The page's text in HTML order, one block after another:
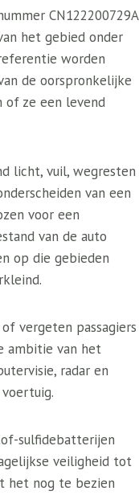
CN122200729A
het gebied onder
worden
de oorspronkelijke
of ze een levend
licht, vuil, wegresten
van een
voor een
van de auto
op die gebieden
vergeten passagiers
ambitie van het
radar en
sulfidebatterijen
veiligheid tot
het nog te bezien